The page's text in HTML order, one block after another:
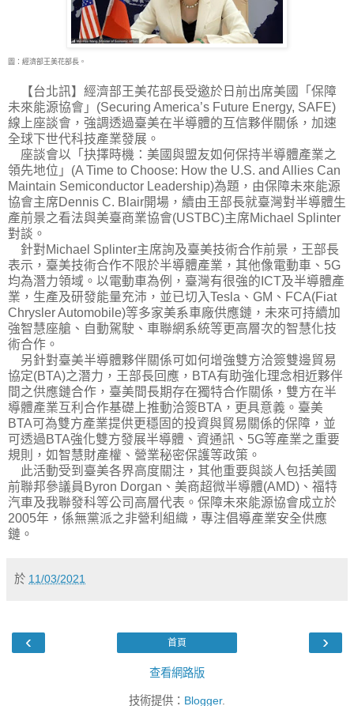
圖：經濟部王美花部長。
【台北訊】經濟部王美花部長受邀於日前出席美國「保障
未來能源協會」(Securing America’s Future Energy, SAFE)
線上座談會，強調透過臺美在半導體的互信夥伴關係，加速
全球下世代科技產業發展。
座談會以「抉擇時機：美國與盟友如何保持半導體產業之
領先地位」(A Time to Choose: How the U.S. and Allies Can
Maintain Semiconductor Leadership)為題，由保障未來能源
協會主席Dennis C. Blair開場，續由王部長就臺灣對半導體生
產前景之看法與美臺商業協會(USTBC)主席Michael Splinter
對談。
針對Michael Splinter主席詢及臺美技術合作前景，王部長
表示，臺美技術合作不限於半導體產業，其他像電動車、5G
均為潛力領域。以電動車為例，臺灣有很強的ICT及半導體產
業，生產及研發能量充沛，並已切入Tesla、GM、FCA(Fiat
Chrysler Automobile)等多家美系車廠供應鏈，未來可持續加
強智慧座艙、自動駕駛、車聯網系統等更高層次的智慧化技
術合作。
另針對臺美半導體夥伴關係可如何增強雙方洽簽雙邊貿易
協定(BTA)之潛力，王部長回應，BTA有助強化理念相近夥伴
間之供應鏈合作，臺美間長期存在獨特合作關係，雙方在半
導體產業互利合作基礎上推動洽簽BTA，更具意義。臺美
BTA可為雙方產業提供更穩固的投資與貿易關係的保障，並
可透過BTA強化雙方發展半導體、資通訊、5G等產業之重要
規則，如智慧財產權、營業秘密保護等政策。
此活動受到臺美各界高度關注，其他重要與談人包括美國
前聯邦參議員Byron Dorgan、美商超微半導體(AMD)、福特
汽車及我聯發科等公司高層代表。保障未來能源協會成立於
2005年，係無黨派之非營利組織，專注倡導產業安全供應
鏈。
於 11/03/2021
‹ ›
首頁
查看網路版
技術提供： Blogger.